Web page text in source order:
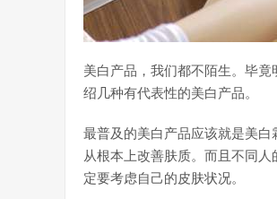
美白产品，我们都不陌生。毕
绍几种有代表性的美白产品。
最普及的美白产品应该就是美
从根本上改善肤质。而且不同
定要考虑自己的皮肤状况。